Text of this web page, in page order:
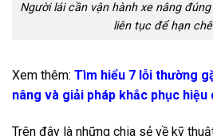
Người lái cần vận hành xe nâng
liên tục để hạn
Xem thêm: Tìm hiểu 7 lỗi thường
nâng và giải pháp khắc phục hiệu
Trên đây là những chia sẻ về kỹ